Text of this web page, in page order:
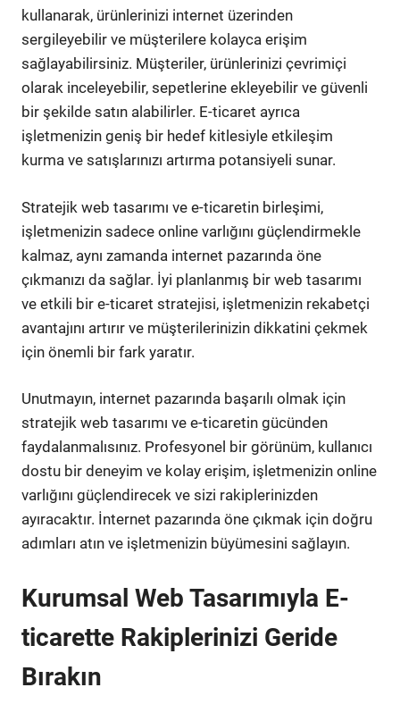
kullanarak, ürünlerinizi internet üzerinden
sergileyebilir ve müşterilere kolayca erişim
sağlayabilirsiniz. Müşteriler, ürünlerinizi çevrimiçi
olarak inceleyebilir, sepetlerine ekleyebilir ve güvenli
bir şekilde satın alabilirler. E-ticaret ayrıca
işletmenizin geniş bir hedef kitlesiyle etkileşim
kurma ve satışlarınızı artırma potansiyeli sunar.
Stratejik web tasarımı ve e-ticaretin birleşimi,
işletmenizin sadece online varlığını güçlendirmekle
kalmaz, aynı zamanda internet pazarında öne
çıkmanızı da sağlar. İyi planlanmış bir web tasarımı
ve etkili bir e-ticaret stratejisi, işletmenizin rekabetçi
avantajını artırır ve müşterilerinizin dikkatini çekmek
için önemli bir fark yaratır.
Unutmayın, internet pazarında başarılı olmak için
stratejik web tasarımı ve e-ticaretin gücünden
faydalanmalısınız. Profesyonel bir görünüm, kullanıcı
dostu bir deneyim ve kolay erişim, işletmenizin online
varlığını güçlendirecek ve sizi rakiplerinizden
ayıracaktır. İnternet pazarında öne çıkmak için doğru
adımları atın ve işletmenizin büyümesini sağlayın.
Kurumsal Web Tasarımıyla E-
ticarette Rakiplerinizi Geride
Bırakın